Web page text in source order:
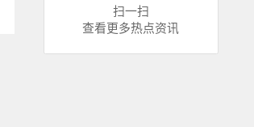
扫一扫
查看更多热点资讯